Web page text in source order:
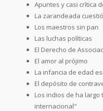
Apuntes y casi crítica
La zarandeada
Los maestros sin pan
Las luchas políticas
El Derecho de
El amor al prójimo
La infancia de edad
El depósito de
Los indios de ha
internacional"